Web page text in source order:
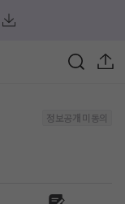
정보공개 미동의